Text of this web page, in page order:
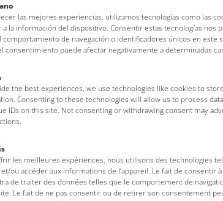
las mejores experiencias, utilizamos tecnologías como las
a la información del dispositivo. Consentir estas tecnologías nos
comportamiento de navegación o identificadores únicos en este
consentimiento puede afectar negativamente a determinadas
the best experiences, we use technologies like cookies to
Consenting to these technologies will allow us to process
IDs on this site. Not consenting or withdrawing consent may
les meilleures expériences, nous utilisons des technologies
ou accéder aux informations de l’appareil. Le fait de consentir
de traiter des données telles que le comportement de
Le fait de ne pas consentir ou de retirer son consentement